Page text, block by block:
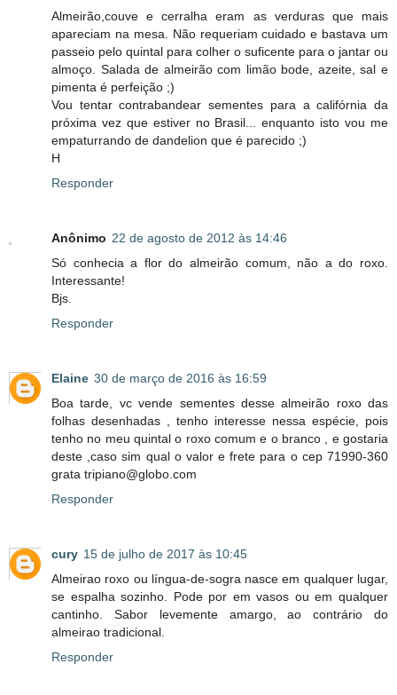
Almeirão,couve e cerralha eram as verduras que mais
apareciam na mesa. Não requeriam cuidado e bastava um
passeio pelo quintal para colher o suficente para o jantar ou
almoço. Salada de almeirão com limão bode, azeite, sal e
pimenta é perfeição ;)
Vou tentar contrabandear sementes para a califórnia da
próxima vez que estiver no Brasil... enquanto isto vou me
empaturrando de dandelion que é parecido ;)
H
Responder
Anônimo 22 de agosto de 2012 às 14:46
Só conhecia a flor do almeirão comum, não a do roxo.
Interessante!
Bjs.
Responder
Elaine 30 de março de 2016 às 16:59
Boa tarde, vc vende sementes desse almeirão roxo das
folhas desenhadas , tenho interesse nessa espécie, pois
tenho no meu quintal o roxo comum e o branco , e gostaria
deste ,caso sim qual o valor e frete para o cep 71990-360
grata tripiano@globo.com
Responder
cury 15 de julho de 2017 às 10:45
Almeirao roxo ou língua-de-sogra nasce em qualquer lugar,
se espalha sozinho. Pode por em vasos ou em qualquer
cantinho. Sabor levemente amargo, ao contrário do
almeirao tradicional.
Responder